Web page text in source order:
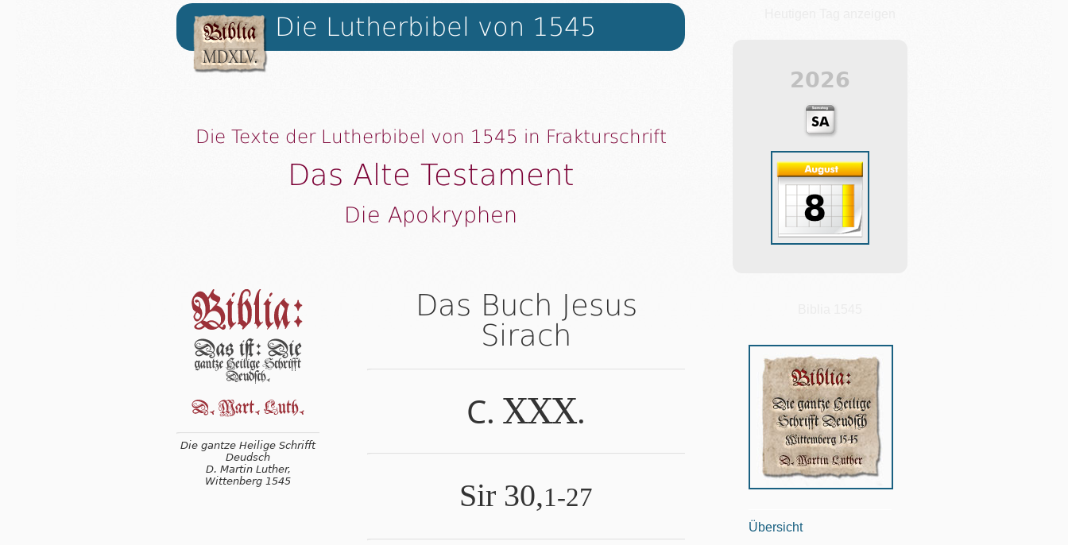
Die Lutherbibel von 1545
Die Texte der Lutherbibel von 1545 in Frakturschrift
Das Alte Testament
Die Apokryphen
Die gantze Heilige Schrifft
Deudsch
D. Martin Luther,
Wittenberg 1545
Das Buch Jesus
Sirach
C. XXX.
Sir 30,1-27
2026
Übersicht